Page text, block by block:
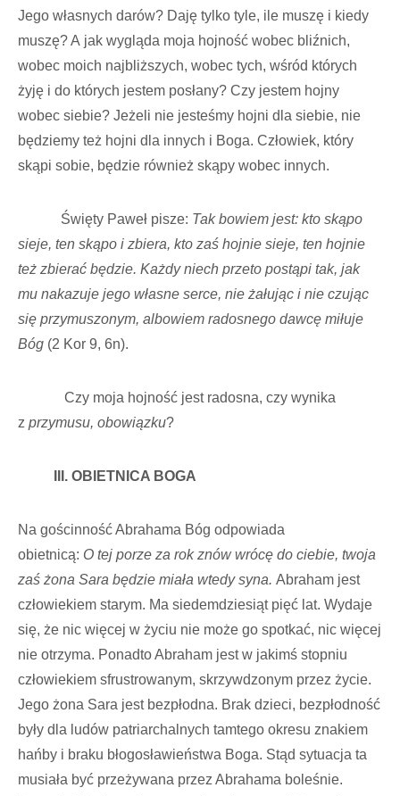
Jego własnych darów? Daję tylko tyle, ile muszę i kiedy
muszę? A jak wygląda moja hojność wobec bliźnich,
wobec moich najbliższych, wobec tych, wśród których
żyję i do których jestem posłany? Czy jestem hojny
wobec siebie? Jeżeli nie jesteśmy hojni dla siebie, nie
będziemy też hojni dla innych i Boga. Człowiek, który
skąpi sobie, będzie również skąpy wobec innych.
Święty Paweł pisze: Tak bowiem jest: kto skąpo
sieje, ten skąpo i zbiera, kto zaś hojnie sieje, ten hojnie
też zbierać będzie. Każdy niech przeto postąpi tak, jak
mu nakazuje jego własne serce, nie żałując i nie czując
się przymuszonym, albowiem radosnego dawcę miłuje
Bóg (2 Kor 9, 6n).
Czy moja hojność jest radosna, czy wynika
z przymusu, obowiązku?
III. OBIETNICA BOGA
Na gościnność Abrahama Bóg odpowiada
obietnicą: O tej porze za rok znów wrócę do ciebie, twoja
zaś żona Sara będzie miała wtedy syna. Abraham jest
człowiekiem starym. Ma siedemdziesiąt pięć lat. Wydaje
się, że nic więcej w życiu nie może go spotkać, nic więcej
nie otrzyma. Ponadto Abraham jest w jakimś stopniu
człowiekiem sfrustrowanym, skrzywdzonym przez życie.
Jego żona Sara jest bezpłodna. Brak dzieci, bezpłodność
były dla ludów patriarchalnych tamtego okresu znakiem
hańby i braku błogosławieństwa Boga. Stąd sytuacja ta
musiała być przeżywana przez Abrahama boleśnie.